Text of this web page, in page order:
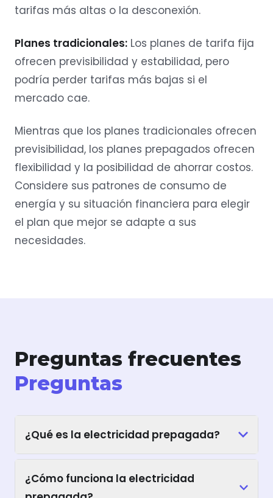
tarifas más altas o la desconexión.
Planes tradicionales: Los planes de tarifa fija
ofrecen previsibilidad y estabilidad, pero
podría perder tarifas más bajas si el
mercado cae.
Mientras que los planes tradicionales ofrecen
previsibilidad, los planes prepagados ofrecen
flexibilidad y la posibilidad de ahorrar costos.
Considere sus patrones de consumo de
energía y su situación financiera para elegir
el plan que mejor se adapte a sus
necesidades.
Preguntas frecuentes
Preguntas
¿Qué es la electricidad prepagada?
¿Cómo funciona la electricidad